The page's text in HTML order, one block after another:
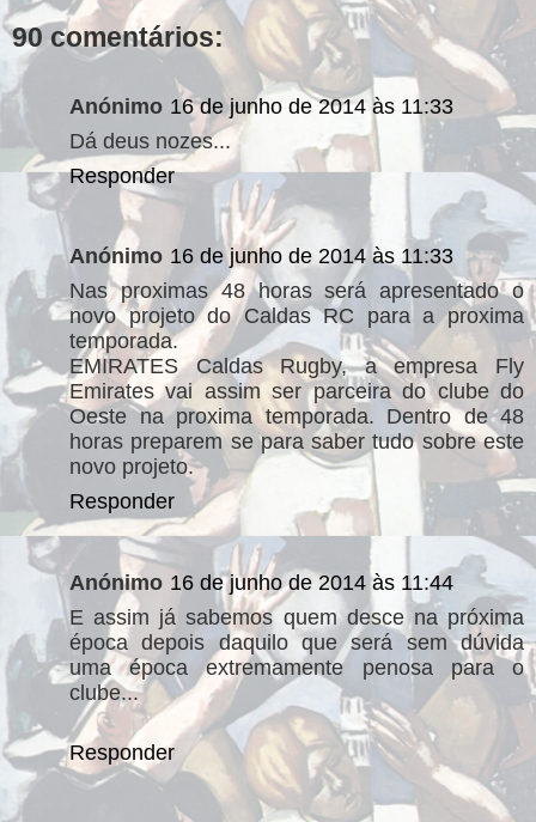
90 comentários:
Anónimo 16 de junho de 2014 às 11:33
Dá deus nozes...
Responder
Anónimo 16 de junho de 2014 às 11:33
Nas proximas 48 horas será apresentado o
novo projeto do Caldas RC para a proxima
temporada.
EMIRATES Caldas Rugby, a empresa Fly
Emirates vai assim ser parceira do clube do
Oeste na proxima temporada. Dentro de 48
horas preparem se para saber tudo sobre este
novo projeto.
Responder
Anónimo 16 de junho de 2014 às 11:44
E assim já sabemos quem desce na próxima
época depois daquilo que será sem dúvida
uma época extremamente penosa para o
clube...
Responder